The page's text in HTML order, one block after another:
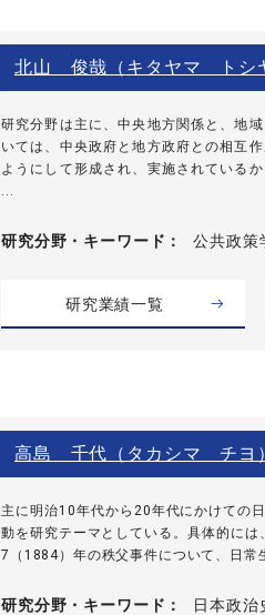
北山 俊哉（キタヤマ トシ
研究分野は主に、中央地方関係と、地
いては、中央政府と地方政府との相互
ようにして形成され、実施されている
研究分野・ キーワード 公共政策
研究業績一覧
高島 千代（タカシマ チヨ
主に明治10年代から20年代にかけての
動を研究テーマとしている。具体的に
7（1884）年の秩父事件について、日常
研究分野・ キーワード 日本政治